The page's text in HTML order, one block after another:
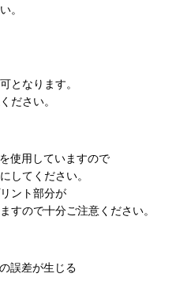
。
となります。
ださい。
使用していますので
してください。
ント部分が
すので十分ご注意ください。
誤差が生じる